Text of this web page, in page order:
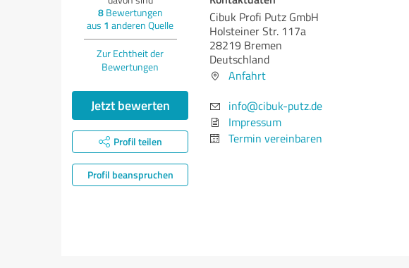
8Bewertungen
aus 1 anderen Quelle
Zur Echtheit der
Bewertungen
Jetzt bewerten
Profil teilen
Profil beanspruchen
Cibuk Profi Putz GmbH
Holsteiner Str. 117a
28219 Bremen
Deutschland
Anfahrt
info@cibuk-putz.de
Impressum
Termin vereinbaren